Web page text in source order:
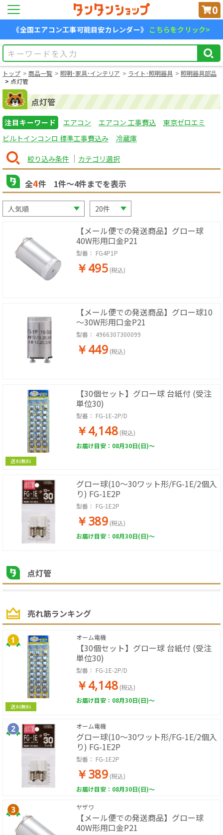
0
《全国エアコン工事可能目安カレンダー》 こちらをクリック>
トップ 商品一覧 照明･家具･インテリア ライト･照明器具
照明器具部品
点灯管
点灯管
注目キーワード エアコン エアコン 工事費込
東京ゼロエミ
ビルトインコンロ 標準工事費込み
冷蔵庫
絞り込み条件 カテゴリ選択
全4件 1件〜4件までを表示
【メール便での発送商品】グロー球
40W形用口金P21
型番： FG4P1P
￥495 (税込)
【メール便での発送商品】グロー球10
～30W形用口金P21
型番： 4966307300099
￥449 (税込)
送料無料
【30個セット】グロー球 台紙付 (受注
単位30)
型番： FG-1E-2P/D
￥4,148 (税込)
お届け目安：08月30日(日)～
グロー球(10～30ワット形/FG-1E/2個入
り) FG-1E2P
型番： FG-1E2P
￥389 (税込)
お届け目安：08月30日(日)～
点灯管
売れ筋ランキング
送料無料
オーム電機
【30個セット】グロー球 台紙付 (受注
単位30)
型番： FG-1E-2P/D
￥4,148 (税込)
お届け目安：08月30日(日)～
オーム電機
グロー球(10～30ワット形/FG-1E/2個入
り) FG-1E2P
型番： FG-1E2P
￥389 (税込)
お届け目安：08月30日(日)～
ヤザワ
【メール便での発送商品】グロー球
40W形用口金P21